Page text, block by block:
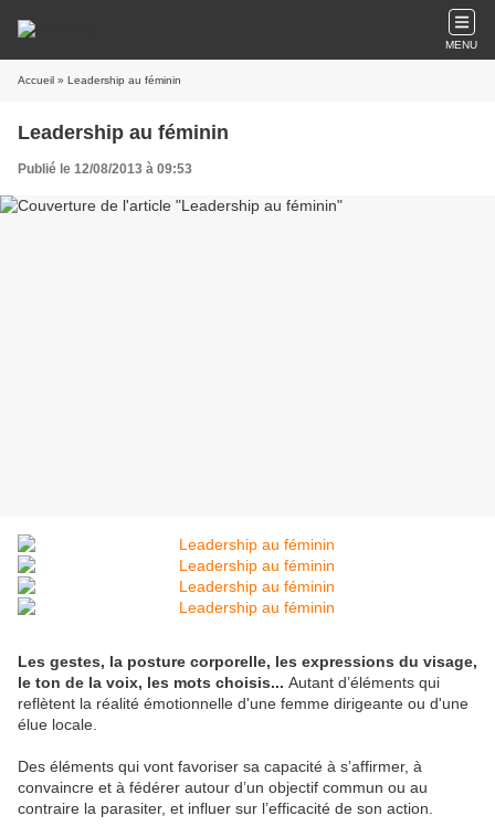
MENU
Accueil » Leadership au féminin
Leadership au féminin
Publié le 12/08/2013 à 09:53
Les gestes, la posture corporelle, les expressions du visage,
le ton de la voix, les mots choisis... Autant d’éléments qui
reflètent la réalité émotionnelle d'une femme dirigeante ou d'une
élue locale.
Des éléments qui vont favoriser sa capacité à s’affirmer, à
convaincre et à fédérer autour d’un objectif commun ou au
contraire la parasiter, et influer sur l’efficacité de son action.